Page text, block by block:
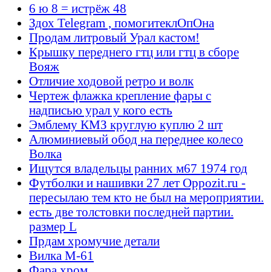
6 ю 8 = истрёж 48
Здох Telegram , помогитеклОпОна
Продам литровый Урал кастом!
Крышку переднего гтц или гтц в сборе
Вояж
Отличие ходовой ретро и волк
Чертеж флажка крепление фары с
надписью урал у кого есть
Эмблему КМЗ круглую куплю 2 шт
Алюминиевый обод на переднее колесо
Волка
Ищутся владельцы ранних м67 1974 год
Футболки и нашивки 27 лет Oppozit.ru -
пересылаю тем кто не был на мероприятии.
есть две толстовки последней партии.
размер L
Прдам хромучие детали
Вилка М-61